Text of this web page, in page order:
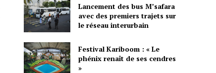
Lancement des bus M’safara
avec des premiers trajets sur
le réseau interurbain
Festival Kariboom : « Le
phénix renaît de ses cendres
»